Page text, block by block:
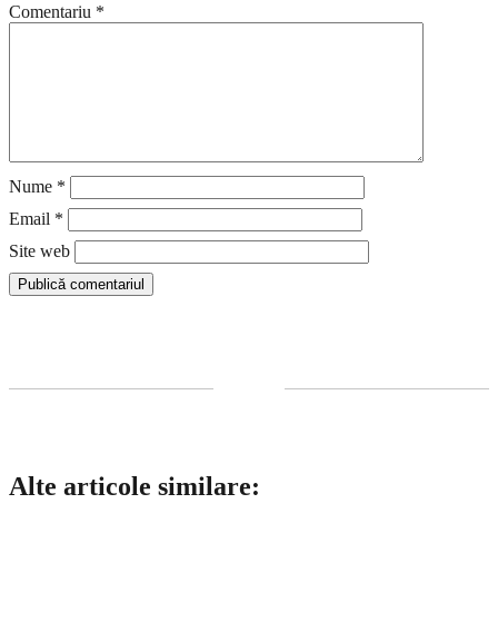
Comentariu *
Nume *
Email *
Site web
Alte articole similare: